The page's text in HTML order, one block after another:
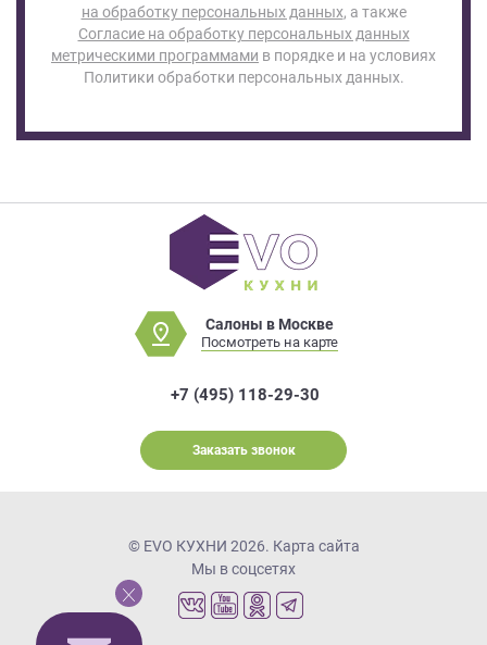
на обработку персональных данных, а также
Согласие на обработку персональных данных
метрическими программами в порядке и на условиях
Политики обработки персональных данных.
Салоны в Москве
Посмотреть на карте
+7 (495) 118-29-30
Заказать звонок
© EVO КУХНИ 2026. Карта сайта
Мы в соцсетях